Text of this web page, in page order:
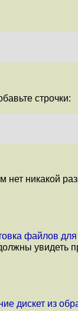
строчки:
нет никакой
файлов
увидеть
дискет из